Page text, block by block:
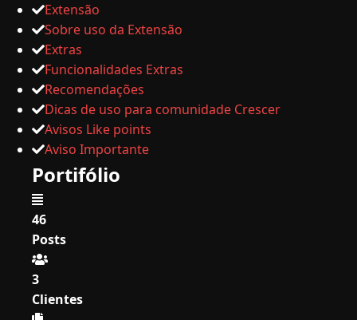
Extensão
Sobre uso da Extensão
Extras
Funcionalidades Extras
Recomendações
Dicas de uso para comunidade Crescer
Avisos Like points
Aviso Importante
Portifólio
46
Posts
3
Clientes